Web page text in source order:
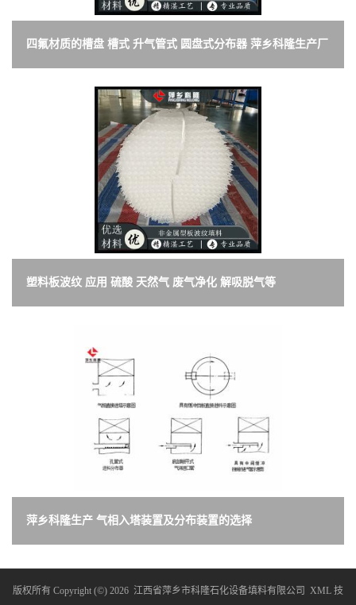
四氟材质的槽盘 槽式 升气管式 圆盘式分布器 萍乡科隆生产厂
家
塑料板波纹 应用 硫酸 天然气 废气净化 解吸脱气等
萍乡科隆生产 气相入塔装置及分布装置的选择
版权所有 Copyright (©) 2026 江西省萍乡市科隆石化设备填料有限公司 XML 技